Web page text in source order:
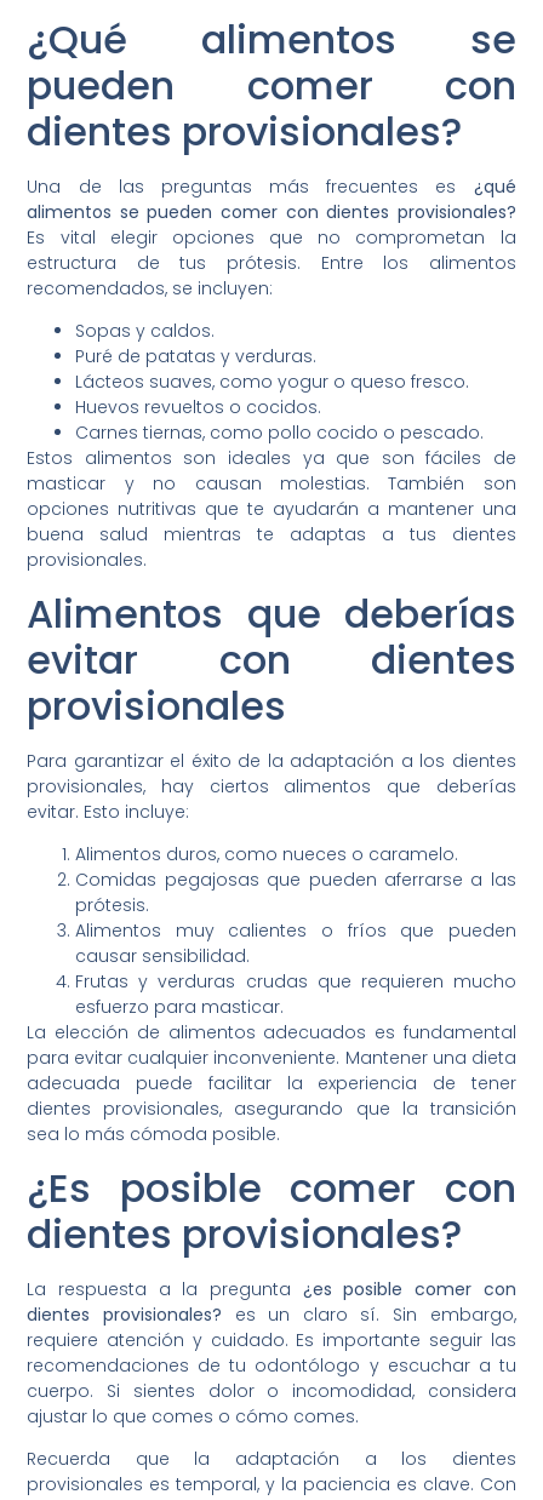
¿Qué alimentos se
pueden comer con
dientes provisionales?
Una de las preguntas más frecuentes es ¿qué
alimentos se pueden comer con dientes provisionales?
Es vital elegir opciones que no comprometan la
estructura de tus prótesis. Entre los alimentos
recomendados, se incluyen:
Sopas y caldos.
Puré de patatas y verduras.
Lácteos suaves, como yogur o queso fresco.
Huevos revueltos o cocidos.
Carnes tiernas, como pollo cocido o pescado.
Estos alimentos son ideales ya que son fáciles de
masticar y no causan molestias. También son
opciones nutritivas que te ayudarán a mantener una
buena salud mientras te adaptas a tus dientes
provisionales.
Alimentos que deberías
evitar con dientes
provisionales
Para garantizar el éxito de la adaptación a los dientes
provisionales, hay ciertos alimentos que deberías
evitar. Esto incluye:
Alimentos duros, como nueces o caramelo.
Comidas pegajosas que pueden aferrarse a las
prótesis.
Alimentos muy calientes o fríos que pueden
causar sensibilidad.
Frutas y verduras crudas que requieren mucho
esfuerzo para masticar.
La elección de alimentos adecuados es fundamental
para evitar cualquier inconveniente. Mantener una dieta
adecuada puede facilitar la experiencia de tener
dientes provisionales, asegurando que la transición
sea lo más cómoda posible.
¿Es posible comer con
dientes provisionales?
La respuesta a la pregunta ¿es posible comer con
dientes provisionales? es un claro sí. Sin embargo,
requiere atención y cuidado. Es importante seguir las
recomendaciones de tu odontólogo y escuchar a tu
cuerpo. Si sientes dolor o incomodidad, considera
ajustar lo que comes o cómo comes.
Recuerda que la adaptación a los dientes
provisionales es temporal, y la paciencia es clave. Con